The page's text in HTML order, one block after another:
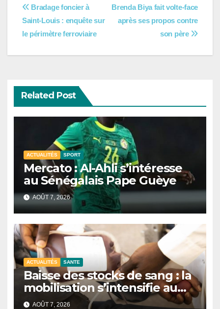
Navigation
de
l’article
Brenda Biya fait volte-face
après ses propos contre
son père
Bradage foncier à
Saint-Louis : enquête sur
le périmètre ferroviaire
Related Post
ACTUALITÉS SPORT
Mercato : Al-Ahli s’intéresse
au Sénégalais Pape Guèye
AOÛT 7, 2026
ACTUALITÉS SANTE
Baisse des stocks de sang : la
mobilisation s’intensifie au
CNTS de Dakar.
AOÛT 7, 2026